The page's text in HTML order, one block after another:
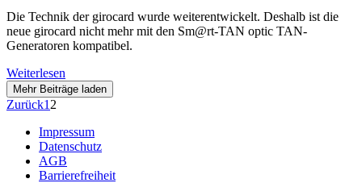
Die Technik der girocard wurde weiterentwickelt. Deshalb ist die
neue girocard nicht mehr mit den Sm@rt-TAN optic TAN-
Generatoren kompatibel.
Weiterlesen
Mehr Beiträge laden
Zurück1 2
Impressum
Datenschutz
AGB
Barrierefreiheit